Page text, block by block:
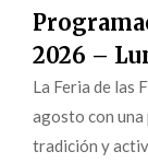
2026 –
La Feria de las
agosto con una
tradición y